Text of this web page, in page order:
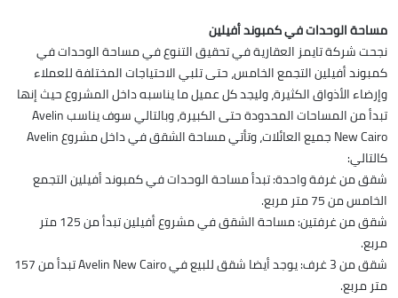
مساحة الوحدات في كمبوند أفيلين
نجحت شركة تايمز العقارية في تحقيق التنوع في مساحة الوحدات في
كمبوند أفيلين التجمع الخامس، حتى تلبي الاحتياجات المختلفة للعملاء
وإرضاء الأذواق الكثيرة، وليجد كل عميل ما يناسبه داخل المشروع حيث إنها
تبدأ من المساحات المحدودة حتى الكبيرة، وبالتالي سوف يناسب Avelin
New Cairo جميع العائلات، وتأتي مساحة الشقق في داخل مشروع Avelin
كالتالي:
شقق من غرفة واحدة: تبدأ مساحة الوحدات في كمبوند أفيلين التجمع
الخامس من 75 متر مربع.
شقق من غرفتين: مساحة الشقق في مشروع أفيلين تبدأ من 125 متر
مربع.
شقق من 3 غرف: يوجد أيضا شقق للبيع في Avelin New Cairo تبدأ من 157
متر مربع.